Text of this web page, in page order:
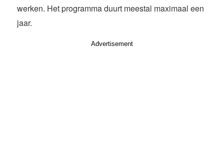
werken. Het programma duurt meestal maximaal een
jaar.
Advertisement